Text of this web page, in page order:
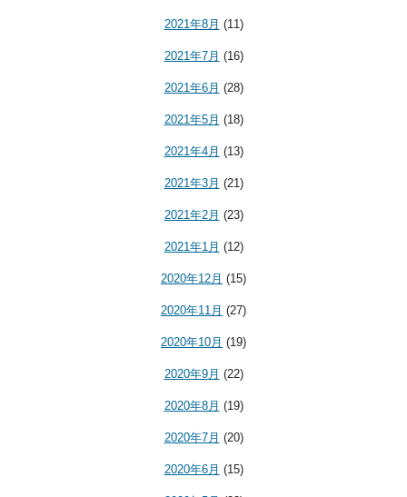
2021年8月 (11)
2021年7月 (16)
2021年6月 (28)
2021年5月 (18)
2021年4月 (13)
2021年3月 (21)
2021年2月 (23)
2021年1月 (12)
2020年12月 (15)
2020年11月 (27)
2020年10月 (19)
2020年9月 (22)
2020年8月 (19)
2020年7月 (20)
2020年6月 (15)